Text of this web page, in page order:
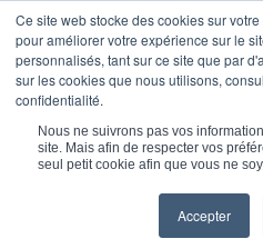
Ce site web stocke des cookies sur
pour améliorer votre expérience sur le
personnalisés, tant sur ce site que par
sur les cookies que nous utilisons,
confidentialité.
Nous ne suivrons pas vos
site. Mais afin de respecter vos
seul petit cookie afin que vous ne
Accepter
Vous êtes ici : Accueil / Articles /
Les avantages de la haute performance...